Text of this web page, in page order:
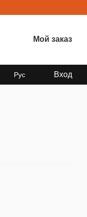
Мой заказ
Рус Вход